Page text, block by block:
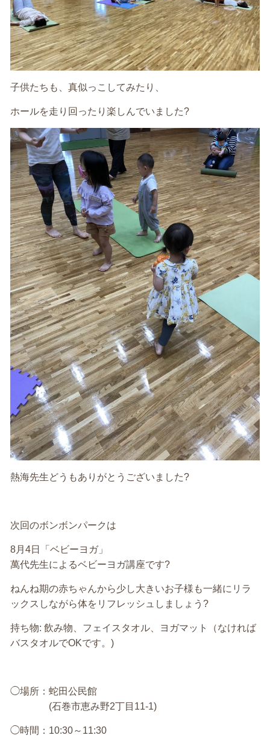
子供たちも、真似っこしてみたり、
ホールを走り回ったり楽しんでいました?
熱海先生どうもありがとうございました?
次回のボンボンパークは
8月4日「ベビーヨガ」
萬代先生によるベビーヨガ講座です?
ねんね期の赤ちゃんから少し大きいお子様も一緒にリラ
ックスしながら体をリフレッシュしましょう?
持ち物: 飲み物、フェイスタオル、ヨガマット（なければ
バスタオルでOKです。)
◯場所：蛇田公民館
(石巻市恵み野2丁目11-1)
◯時間：10:30～11:30